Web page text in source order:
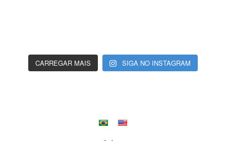
CARREGAR MAIS SIGA NO INSTAGRAM